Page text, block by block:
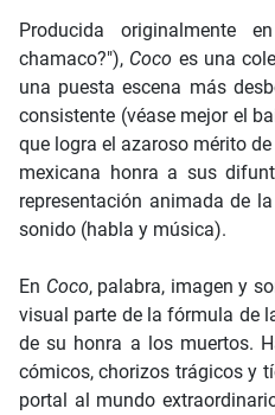
Producida originalmente
chamaco?"), Coco es una
una puesta escena más
consistente (véase mejor el
que logra el azaroso mérito
mexicana honra a sus
representación animada de
sonido (habla y música).
En Coco, palabra, imagen y
visual parte de la fórmula de
de su honra a los muertos.
cómicos, chorizos trágicos y
portal al mundo